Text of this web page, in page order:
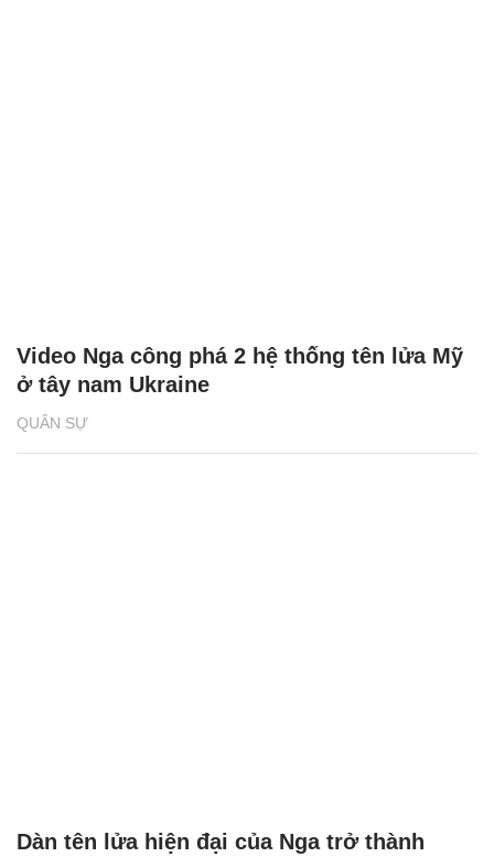
QUÂN SỰ
Video Nga công phá 2 hệ thống tên lửa Mỹ
ở tây nam Ukraine
Dàn tên lửa hiện đại của Nga trở thành